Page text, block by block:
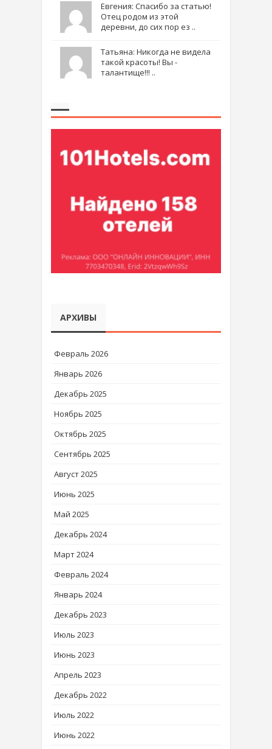
Евгения: Спасибо за статью!
Отец родом из этой
деревни, до сих пор ез ..
Татьяна: Никогда не видела
такой красоты! Вы -
талантище!!! ..
АРХИВЫ
Февраль 2026
Январь 2026
Декабрь 2025
Ноябрь 2025
Октябрь 2025
Сентябрь 2025
Август 2025
Июнь 2025
Май 2025
Декабрь 2024
Март 2024
Февраль 2024
Январь 2024
Декабрь 2023
Июль 2023
Июнь 2023
Апрель 2023
Декабрь 2022
Июль 2022
Июнь 2022